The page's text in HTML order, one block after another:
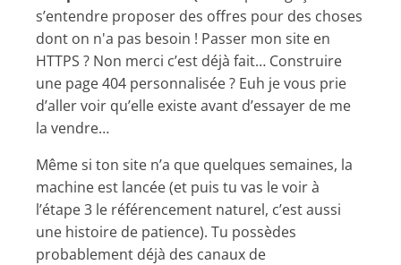
s’entendre proposer des offres pour des choses
dont on n'a pas besoin ! Passer mon site en
HTTPS ? Non merci c’est déjà fait… Construire
une page 404 personnalisée ? Euh je vous prie
d’aller voir qu’elle existe avant d’essayer de me
la vendre…
Même si ton site n’a que quelques semaines, la
machine est lancée (et puis tu vas le voir à
l’étape 3 le référencement naturel, c’est aussi
une histoire de patience). Tu possèdes
probablement déjà des canaux de